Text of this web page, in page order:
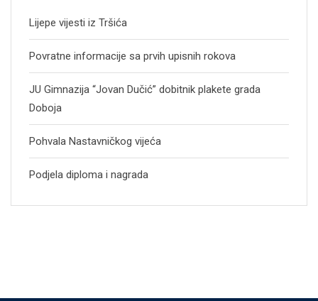
Lijepe vijesti iz Tršića
Povratne informacije sa prvih upisnih rokova
JU Gimnazija “Jovan Dučić” dobitnik plakete grada
Doboja
Pohvala Nastavničkog vijeća
Podjela diploma i nagrada